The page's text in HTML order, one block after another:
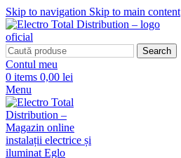
Skip to navigation Skip to main content
Search
Contul meu
0 items 0,00 lei
Menu